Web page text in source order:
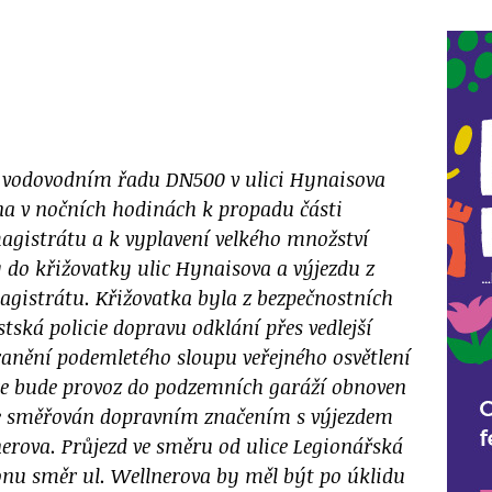
řadu DN500 v ulici Hynaisova
v nočních hodinách k propadu části
a k vyplavení velkého množství
křižovatky ulic Hynaisova a výjezdu z
Křižovatka byla z bezpečnostních
policie dopravu odklání přes vedlejší
podemletého sloupu veřejného osvětlení
provoz do podzemních garáží obnoven
dopravním značením s výjezdem
Průjezd ve směru od ulice Legionářská
směr ul. Wellnerova by měl být po úklidu